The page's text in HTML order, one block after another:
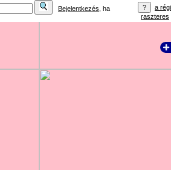
Bejelentkezés , ha
a régi
raszteres